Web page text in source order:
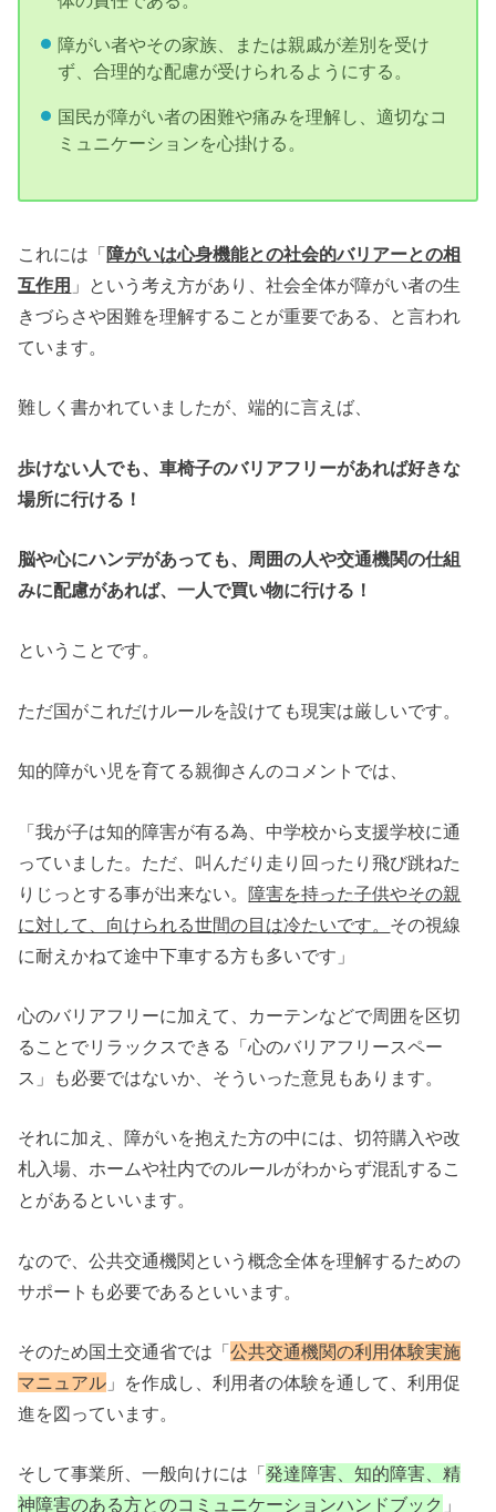
障がい者やその家族、または親戚が差別を受け
ず、合理的な配慮が受けられるようにする。
国民が障がい者の困難や痛みを理解し、適切なコ
ミュニケーションを心掛ける。
これには「障がいは心身機能との社会的バリアーとの相
互作用 」という考え方があり、社会全体が障がい者の生
きづらさや困難を理解することが重要である、と言われ
ています。
難しく書かれていましたが、端的に言えば、
歩けない人でも、車椅子のバリアフリーがあれば好きな
場所に行ける！
脳や心にハンデがあっても、周囲の人や交通機関の仕組
みに配慮があれば、一人で買い物に行ける！
ということです。
ただ国がこれだけルールを設けても現実は厳しいです。
知的障がい児を育てる親御さんのコメントでは、
「我が子は知的障害が有る為、中学校から支援学校に通
っていました。ただ、叫んだり走り回ったり飛び跳ねた
りじっとする事が出来ない。障害を持った子供やその親
に対して、向けられる世間の目は冷たいです。 その視線
に耐えかねて途中下車する方も多いです」
心のバリアフリーに加えて、カーテンなどで周囲を区切
ることでリラックスできる「心のバリアフリースペー
ス」も必要ではないか、そういった意見もあります。
それに加え、障がいを抱えた方の中には、切符購入や改
札入場、ホームや社内でのルールがわからず混乱するこ
とがあるといいます。
なので、公共交通機関という概念全体を理解するための
サポートも必要であるといいます。
そのため国土交通省では「公共交通機関の利用体験実施
マニュアル 」を作成し、利用者の体験を通して、利用促
進を図っています。
そして事業所、一般向けには「発達障害、知的障害、精
神障害のある方とのコミュニケーションハンドブック 」